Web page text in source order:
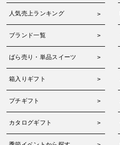
人気売上ランキング
ブランド一覧
ばら売り・単品スイーツ
箱入りギフト
プチギフト
カタログギフト